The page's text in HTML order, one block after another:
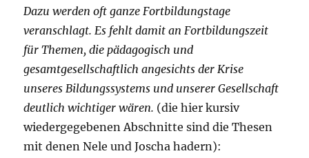
Dazu werden oft ganze Fortbildungstage
veranschlagt. Es fehlt damit an Fortbildungszeit
für Themen, die pädagogisch und
gesamtgesellschaftlich angesichts der Krise
unseres Bildungssystems und unserer Gesellschaft
deutlich wichtiger wären. (die hier kursiv
wiedergegebenen Abschnitte sind die Thesen
mit denen Nele und Joscha hadern):